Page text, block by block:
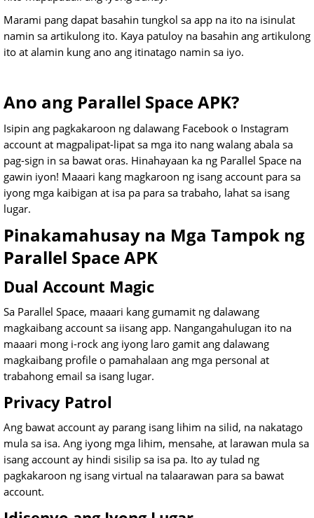
Marami pang dapat basahin tungkol sa app na ito na isinulat
namin sa artikulong ito. Kaya patuloy na basahin ang artikulong
ito at alamin kung ano ang itinatago namin sa iyo.
Ano ang Parallel Space APK?
Isipin ang pagkakaroon ng dalawang Facebook o Instagram
account at magpalipat-lipat sa mga ito nang walang abala sa
pag-sign in sa bawat oras. Hinahayaan ka ng Parallel Space na
gawin iyon! Maaari kang magkaroon ng isang account para sa
iyong mga kaibigan at isa pa para sa trabaho, lahat sa isang
lugar.
Pinakamahusay na Mga Tampok ng
Parallel Space APK
Dual Account Magic
Sa Parallel Space, maaari kang gumamit ng dalawang
magkaibang account sa iisang app. Nangangahulugan ito na
maaari mong i-rock ang iyong laro gamit ang dalawang
magkaibang profile o pamahalaan ang mga personal at
trabahong email sa isang lugar.
Privacy Patrol
Ang bawat account ay parang isang lihim na silid, na nakatago
mula sa isa. Ang iyong mga lihim, mensahe, at larawan mula sa
isang account ay hindi sisilip sa isa pa. Ito ay tulad ng
pagkakaroon ng isang virtual na talaarawan para sa bawat
account.